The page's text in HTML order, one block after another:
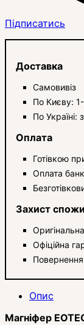
Підписатись
Доставка
Самовивіз
По Києву: 1-
По
Оплата
Готівкою
Оплата
Захист
Офіційна
Повернення
Опис
Магніфер